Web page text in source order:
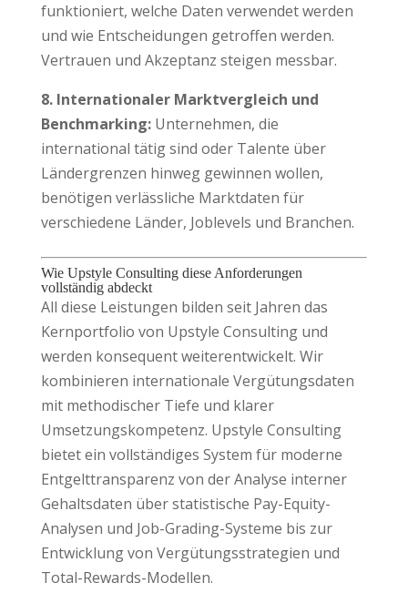
funktioniert, welche Daten verwendet werden
und wie Entscheidungen getroffen werden.
Vertrauen und Akzeptanz steigen messbar.
8. Internationaler Marktvergleich und
Benchmarking:Unternehmen, die
international tätig sind oder Talente über
Ländergrenzen hinweg gewinnen wollen,
benötigen verlässliche Marktdaten für
verschiedene Länder, Joblevels und Branchen.
Wie Upstyle Consulting diese Anforderungen
vollständig abdeckt
All diese Leistungen bilden seit Jahren das
Kernportfolio von Upstyle Consulting und
werden konsequent weiterentwickelt. Wir
kombinieren internationale Vergütungsdaten
mit methodischer Tiefe und klarer
Umsetzungskompetenz. Upstyle Consulting
bietet ein vollständiges System für moderne
Entgelttransparenz von der Analyse interner
Gehaltsdaten über statistische Pay-Equity-
Analysen und Job-Grading-Systeme bis zur
Entwicklung von Vergütungsstrategien und
Total-Rewards-Modellen.